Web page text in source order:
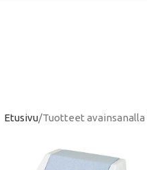
Etusivu Tuotteet avainsanalla